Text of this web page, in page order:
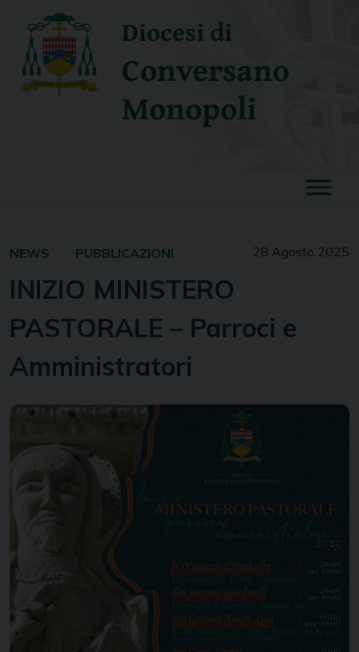
content
Diocesi di
Conversano
Monopoli
28 Agosto 2025
NEWS PUBBLICAZIONI
INIZIO MINISTERO
PASTORALE – Parroci e
Amministratori